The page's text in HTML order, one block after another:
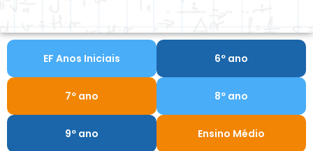
EF Anos Iniciais 6º ano
7º ano 8º ano
9º ano Ensino Médio